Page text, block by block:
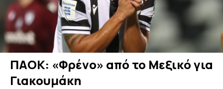
ΠΑΟΚ: «Φρένο» από το Μεξικό για
Γιακουμάκη